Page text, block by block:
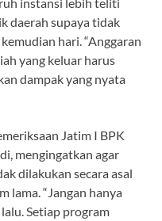
daerah supaya tidak
hari. “Anggaran
yang keluar harus
dampak yang nyata
Jatim I BPK
mengingatkan agar
dilakukan secara asal
lama. “Jangan hanya
Setiap program